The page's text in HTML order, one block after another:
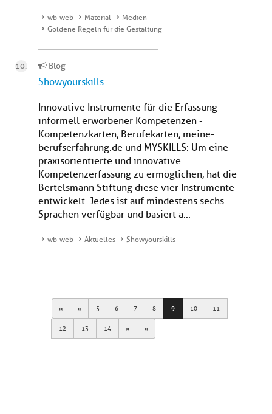
wb-web Material
Medien
Goldene Regeln für die Gestaltung
Blog
Showyourskills
Innovative Instrumente für die Erfassung
informell erworbener Kompetenzen -
Kompetenzkarten, Berufekarten, meine-
berufserfahrung.de und MYSKILLS: Um eine
praxisorientierte und innovative
Kompetenzerfassung zu ermöglichen, hat die
Bertelsmann Stiftung diese vier Instrumente
entwickelt. Jedes ist auf mindestens sechs
Sprachen verfügbar und basiert a...
wb-web Aktuelles Showyourskills
First Previous
5 6 7 8 9 10 11
12 13 14 Next Last